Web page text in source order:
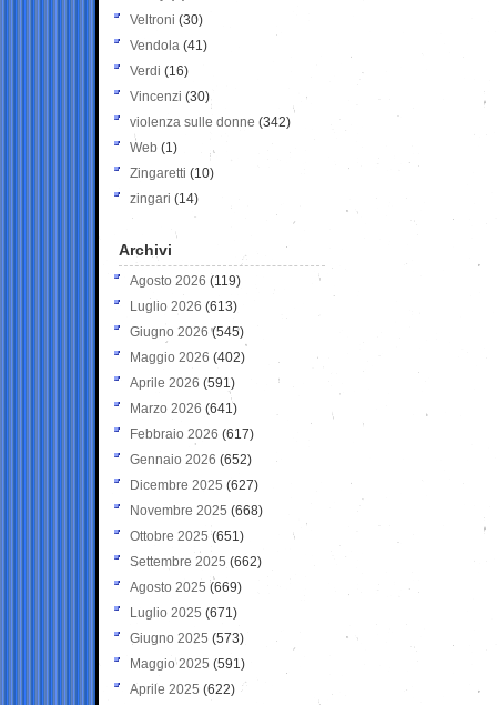
Veltroni (30)
Vendola (41)
Verdi (16)
Vincenzi (30)
violenza sulle donne (342)
Web (1)
Zingaretti (10)
zingari (14)
Archivi
Agosto 2026 (119)
Luglio 2026 (613)
Giugno 2026 (545)
Maggio 2026 (402)
Aprile 2026 (591)
Marzo 2026 (641)
Febbraio 2026 (617)
Gennaio 2026 (652)
Dicembre 2025 (627)
Novembre 2025 (668)
Ottobre 2025 (651)
Settembre 2025 (662)
Agosto 2025 (669)
Luglio 2025 (671)
Giugno 2025 (573)
Maggio 2025 (591)
Aprile 2025 (622)